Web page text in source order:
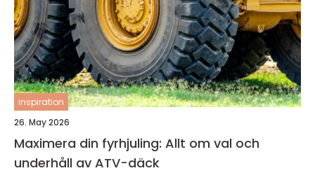
inspiration
26. May 2026
Maximera din fyrhjuling: Allt om val och
underhåll av ATV-däck